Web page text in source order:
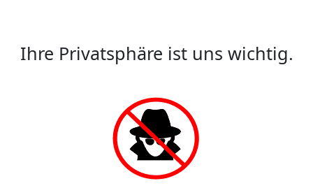
Ihre Privatsphäre ist uns wichtig.